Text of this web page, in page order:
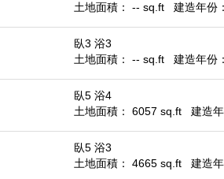
土地面積： -- sq.ft
建造年份
臥3 浴3
土地面積： -- sq.ft
建造年份
臥5 浴4
土地面積： 6057 sq.ft
建造
臥5 浴3
土地面積： 4665 sq.ft
建造